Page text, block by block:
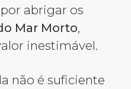
abrigar os
Mar Morto,
inestimável.
não é suficiente